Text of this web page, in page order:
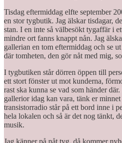
Tisdag eftermiddag elfte september
en stor tygbutik. Jag älskar tisdagar,
stan. I en inte så välbesökt tygaffär i
mindre ort fanns knappt nån. Jag
gallerian en tom eftermiddag och se
där tomheten, den gör nåt med mig,
I tygbutiken står dörren öppen till
ett stort fönster ut mot kunderna,
rast ska kunna se vad som händer
gallerior idag kan vara, tänk er
transistorradio står på ett bord inne i
hela lokalen och så är det nog tänkt,
musik.
Jag känner på nåt tyg, då kommer